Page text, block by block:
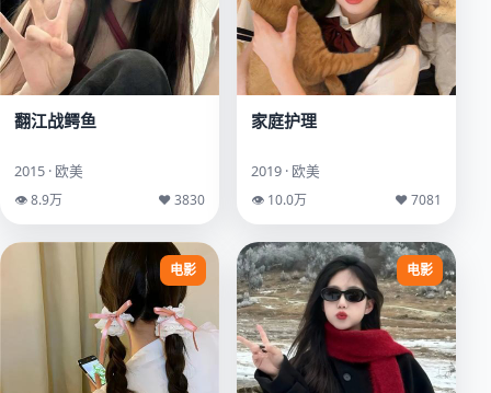
翻江战鳄鱼
2015 · 欧美
👁 8.9万 ♥ 3830
家庭护理
2019 · 欧美
👁 10.0万 ♥ 7081
电影 电影